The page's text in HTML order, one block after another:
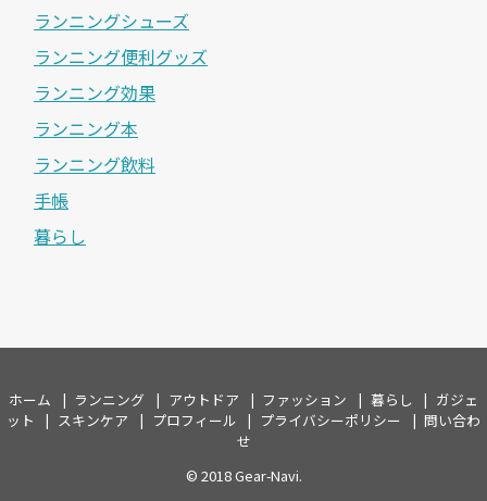
ランニングシューズ
ランニング便利グッズ
ランニング効果
ランニング本
ランニング飲料
手帳
暮らし
ホーム ランニング アウトドア ファッション 暮らし
ガジェ
ット
スキンケア プロフィール プライバシーポリシー
問い合わ
せ
© 2018Gear-Navi.